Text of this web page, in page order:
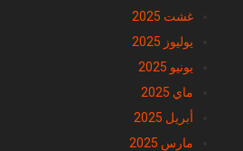
غشت 2025
يوليوز 2025
يونيو 2025
ماي 2025
أبريل 2025
مارس 2025